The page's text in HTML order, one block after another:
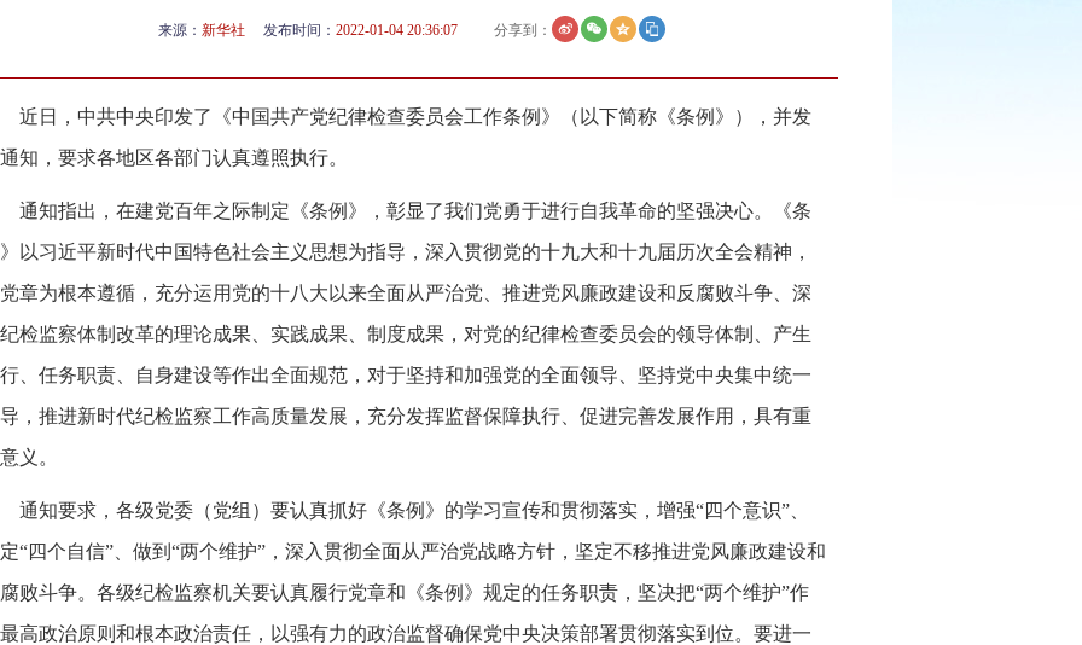
来源： 新华社 发布时间： 2022-01-04 20:36:07 分享到：
近日，中共中央印发了《中国共产党纪律检查委员会工作条例》（以下简称《条例》），并发
知，要求各地区各部门认真遵照执行。
通知指出，在建党百年之际制定《条例》，彰显了我们党勇于进行自我革命的坚强决心。《条
以习近平新时代中国特色社会主义思想为指导，深入贯彻党的十九大和十九届历次全会精神，
章为根本遵循，充分运用党的十八大以来全面从严治党、推进党风廉政建设和反腐败斗争、深
检监察体制改革的理论成果、实践成果、制度成果，对党的纪律检查委员会的领导体制、产生
、任务职责、自身建设等作出全面规范，对于坚持和加强党的全面领导、坚持党中央集中统一
，推进新时代纪检监察工作高质量发展，充分发挥监督保障执行、促进完善发展作用，具有重
义。
通知要求，各级党委（党组）要认真抓好《条例》的学习宣传和贯彻落实，增强“四个意识”、
“四个自信”、做到“两个维护”，深入贯彻全面从严治党战略方针，坚定不移推进党风廉政建设和
败斗争。各级纪检监察机关要认真履行党章和《条例》规定的任务职责，坚决把“两个维护”作
高政治原则和根本政治责任，以强有力的政治监督确保党中央决策部署贯彻落实到位。要进一